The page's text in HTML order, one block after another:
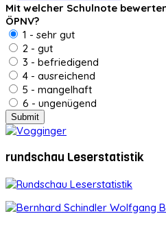
Mit welcher Schulnote
ÖPNV?
1 - sehr gut
2 - gut
3 - befriedigend
4 - ausreichend
5 - mangelhaft
6 - ungenügend
rundschau Leserstatistik